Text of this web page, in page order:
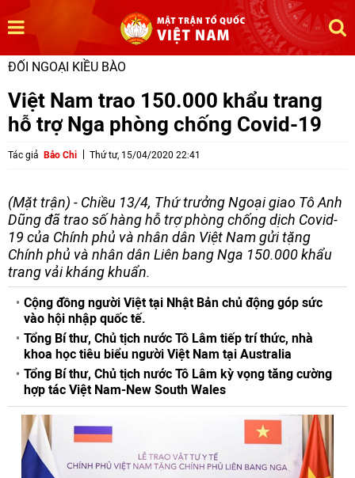
ĐỐI NGOẠI KIỀU BÀO
Việt Nam trao 150.000 khẩu trang
hỗ trợ Nga phòng chống Covid-19
Tác giả Bảo Chi Thứ tư, 15/04/2020 22:41
(Mặt trận) - Chiều 13/4, Thứ trưởng Ngoại giao Tô Anh
Dũng đã trao số hàng hỗ trợ phòng chống dịch Covid-
19 của Chính phủ và nhân dân Việt Nam gửi tặng
Chính phủ và nhân dân Liên bang Nga 150.000 khẩu
trang vải kháng khuẩn.
Cộng đồng người Việt tại Nhật Bản chủ động góp sức
vào hội nhập quốc tế.
Tổng Bí thư, Chủ tịch nước Tô Lâm tiếp trí thức, nhà
khoa học tiêu biểu người Việt Nam tại Australia
Tổng Bí thư, Chủ tịch nước Tô Lâm kỳ vọng tăng cường
hợp tác Việt Nam-New South Wales